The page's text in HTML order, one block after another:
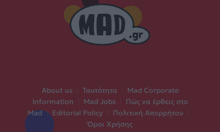
About us Ταυτότητα
Mad Corporate
Information
Mad Jobs
Πώς να έρθεις στο
Mad | Editorial Policy Πολιτική Απορρήτου
Όροι Χρήσης